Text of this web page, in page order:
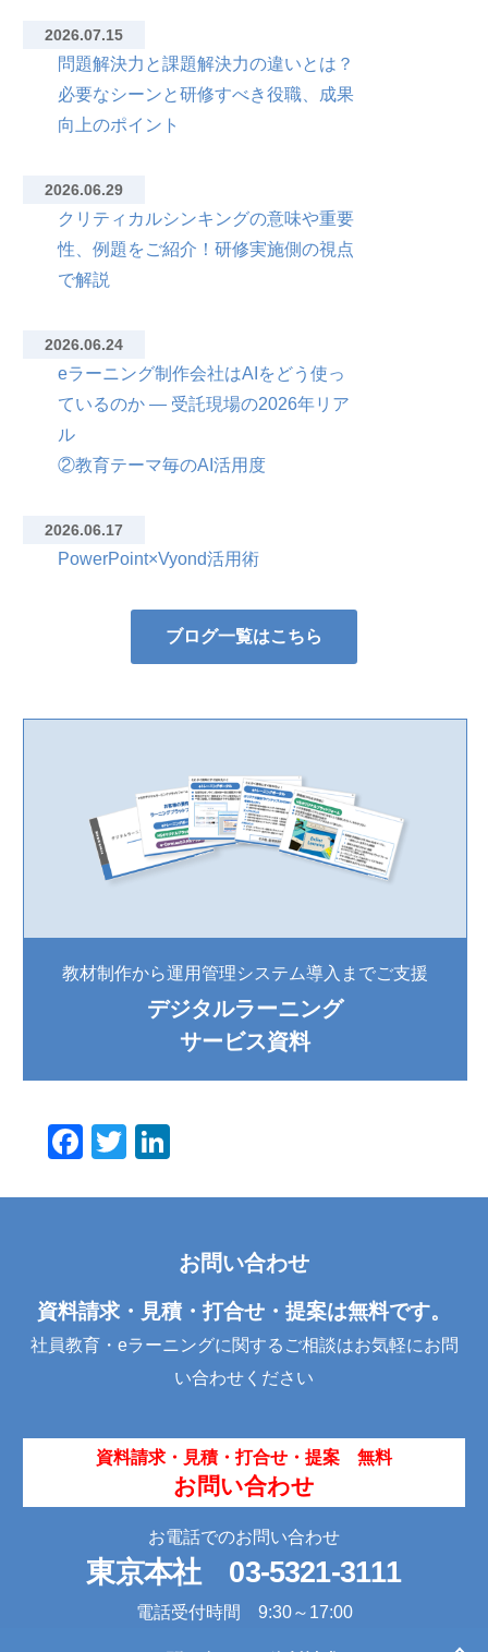
2026.07.15
問題解決力と課題解決力の違いとは？
必要なシーンと研修すべき役職、成果
向上のポイント
2026.06.29
クリティカルシンキングの意味や重要
性、例題をご紹介！研修実施側の視点
で解説
2026.06.24
eラーニング制作会社はAIをどう使っ
ているのか — 受託現場の2026年リア
ル
②教育テーマ毎のAI活用度
2026.06.17
PowerPoint×Vyond活用術
ブログ一覧はこちら
教材制作から運用管理システム導入までご支援
デジタルラーニング
サービス資料
F
o
o
T
e
dI
n
お問い合わせ
資料請求・見積・打合せ・提案は無料です。
社員教育・eラーニングに関するご相談はお気軽にお問
い合わせください
資料請求・見積・打合せ・提案 無料
お問い合わせ
お電話でのお問い合わせ
東京本社 03-5321-3111
電話受付時間 9:30～17:00